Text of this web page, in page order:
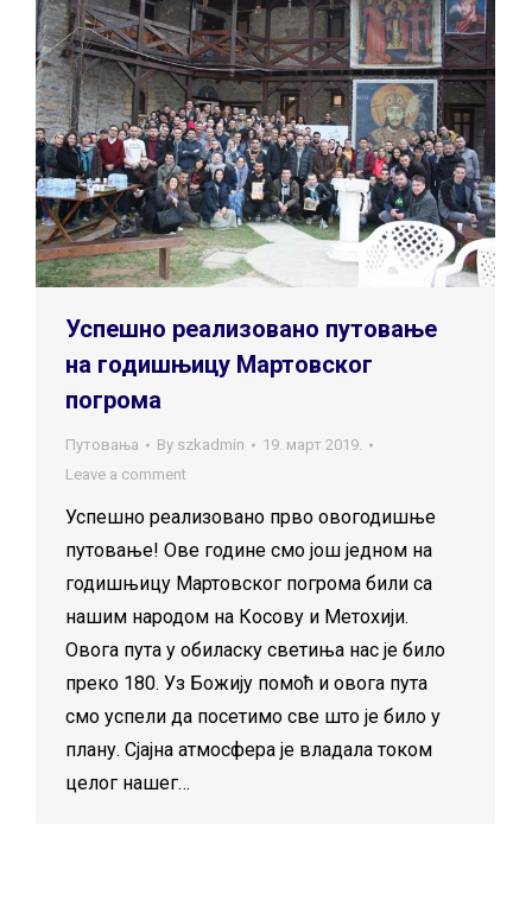
Успешно реализовано путовање
на годишњицу Мартовског
погрома
Путовања By szkadmin
19. март 2019.
Leave a comment
Успешно реализовано прво овогодишње
путовање! Ове године смо још једном на
годишњицу Мартовског погрома били са
нашим народом на Косову и Метохији.
Овога пута у обиласку светиња нас је било
преко 180. Уз Божију помоћ и овога пута
смо успели да посетимо све што је било у
плану. Сјајна атмосфера је владала током
целог нашег…